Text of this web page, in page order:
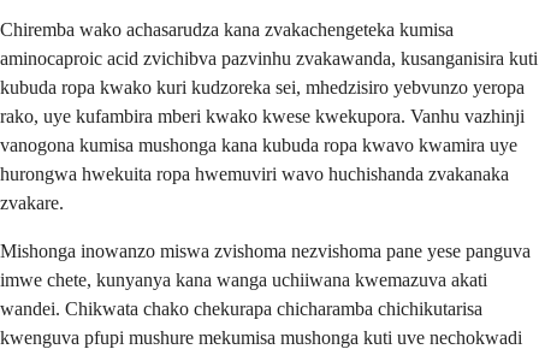
Chiremba wako achasarudza kana zvakachengeteka kumisa
aminocaproic acid zvichibva pazvinhu zvakawanda, kusanganisira kuti
kubuda ropa kwako kuri kudzoreka sei, mhedzisiro yebvunzo yeropa
rako, uye kufambira mberi kwako kwese kwekupora. Vanhu vazhinji
vanogona kumisa mushonga kana kubuda ropa kwavo kwamira uye
hurongwa hwekuita ropa hwemuviri wavo huchishanda zvakanaka
zvakare.
Mishonga inowanzo miswa zvishoma nezvishoma pane yese panguva
imwe chete, kunyanya kana wanga uchiiwana kwemazuva akati
wandei. Chikwata chako chekurapa chicharamba chichikutarisa
kwenguva pfupi mushure mekumisa mushonga kuti uve nechokwadi